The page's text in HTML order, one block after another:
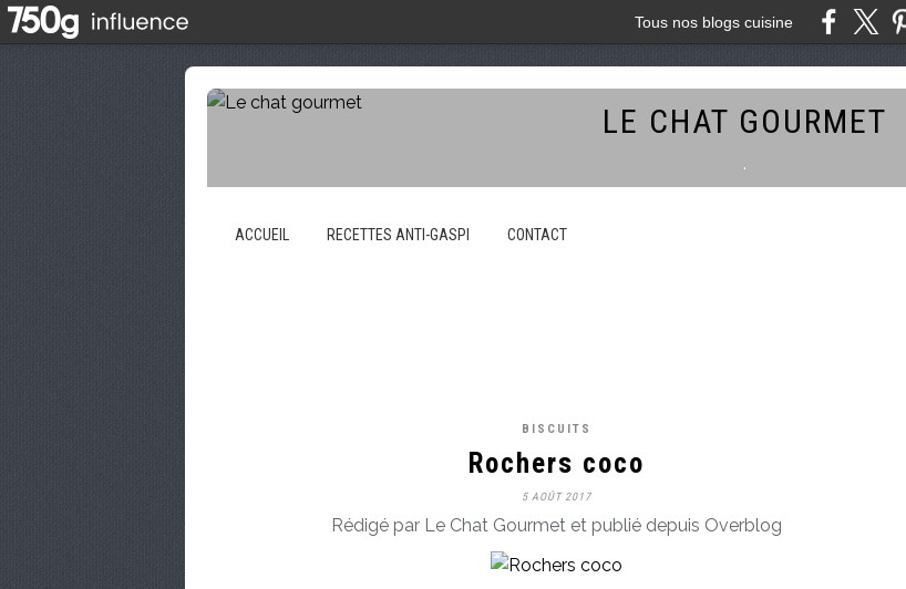
Tous nos blogs cuisine
LE CHAT GOURMET
.
ACCUEIL RECETTES ANTI-GASPI CONTACT
BISCUITS
Rochers coco
5 AOÛT 2017
Rédigé par Le Chat Gourmet et publié depuis Overblog